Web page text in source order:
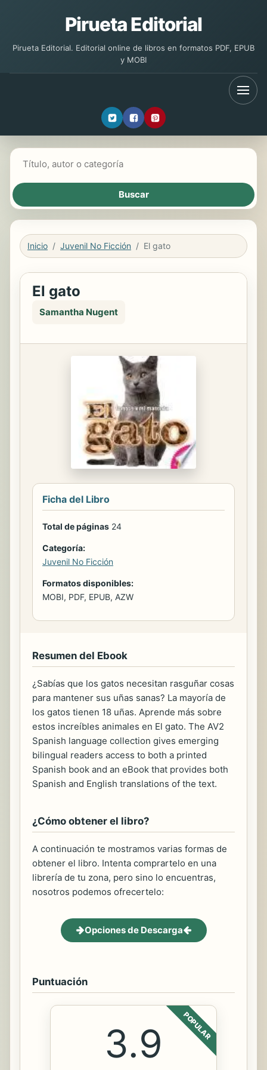
Pirueta Editorial
Pirueta Editorial. Editorial online de libros en formatos PDF, EPUB
y MOBI
Inicio Juvenil No Ficción El gato
El gato
Samantha Nugent
Ficha del Libro
Total de páginas 24
Categoría:
Juvenil No Ficción
Formatos disponibles:
MOBI, PDF, EPUB, AZW
Resumen del Ebook
¿Sabías que los gatos necesitan rasguñar cosas
para mantener sus uñas sanas? La mayoría de
los gatos tienen 18 uñas. Aprende más sobre
estos increíbles animales en El gato. The AV2
Spanish language collection gives emerging
bilingual readers access to both a printed
Spanish book and an eBook that provides both
Spanish and English translations of the text.
¿Cómo obtener el libro?
A continuación te mostramos varias formas de
obtener el libro. Intenta comprartelo en una
librería de tu zona, pero sino lo encuentras,
nosotros podemos ofrecertelo:
Opciones de Descarga
Puntuación
POPULAR
3.9